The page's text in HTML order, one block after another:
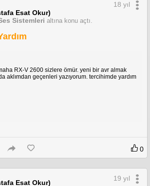
Esat Okur)
Sistemleri altına konu açtı.
18 yıl
RX-V 2600 sizlere ömür. yeni bir avr almak
aklımdan geçenleri yazıyorum. tercihimde yardım
0
Esat Okur)
19 yıl